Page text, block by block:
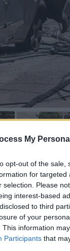
My
opt-out of the
for
selection. Please
interest-based
to third
of your
This information
Participants that
το ΕΘΝΟΣ στη
πρωί της
για